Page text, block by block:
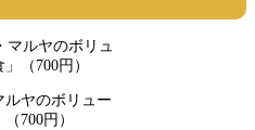
ルヤのボリュー
700円）